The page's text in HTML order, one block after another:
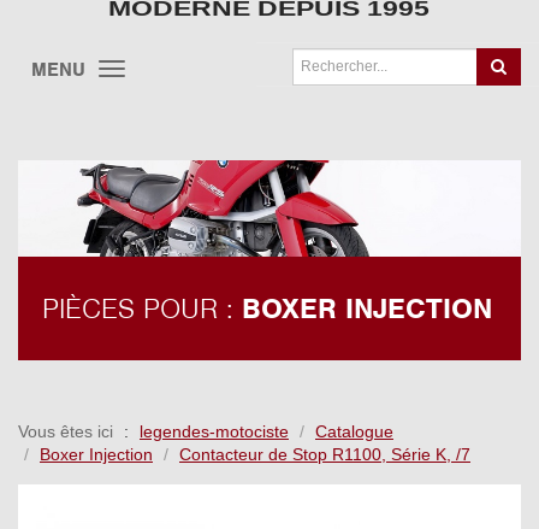
MODERNE DEPUIS 1995
MENU
PIÈCES POUR : BOXER INJECTION
Vous êtes ici legendes-motociste
Catalogue
Boxer Injection
Contacteur de Stop R1100, Série K, /7